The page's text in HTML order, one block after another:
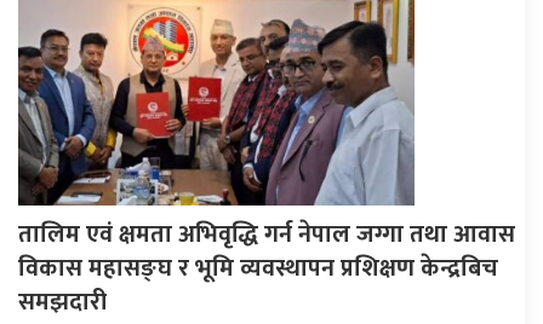
तालिम एवं क्षमता अभिवृद्धि गर्न नेपाल जग्गा तथा आवास
विकास महासङ्घ र भूमि व्यवस्थापन प्रशिक्षण केन्द्रबिच
समझदारी